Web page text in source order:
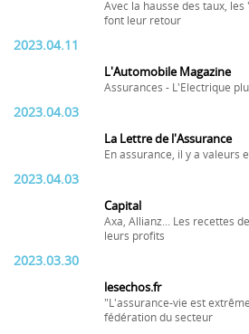
Avec la hausse des taux,
font leur retour
2023.04.11
L'Automobile Magazine
Assurances - L'Electrique
2023.04.03
La Lettre de l'Assurance
En assurance, il y a valeurs
2023.04.03
Capital
Axa, Allianz... Les recettes
leurs profits
2023.03.30
lesechos.fr
"L'assurance-vie est
fédération du secteur